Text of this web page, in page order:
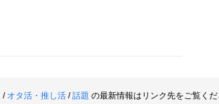
/ オタ活・推し活/話題 の最新情報はリンク先をご覧く